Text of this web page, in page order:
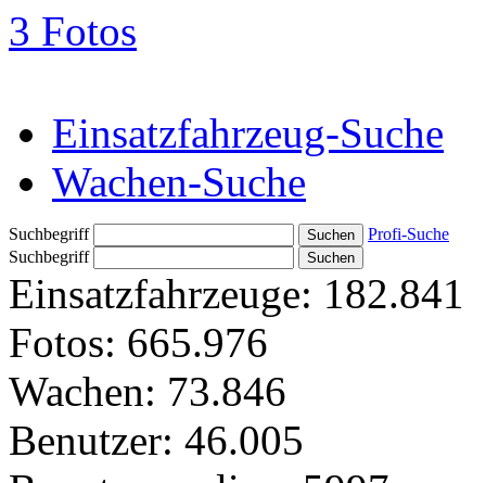
3 Fotos
Einsatzfahrzeug-Suche
Wachen-Suche
Suchbegriff
Profi-Suche
Suchbegriff
Einsatzfahrzeuge: 182.841
Fotos: 665.976
Wachen: 73.846
Benutzer: 46.005